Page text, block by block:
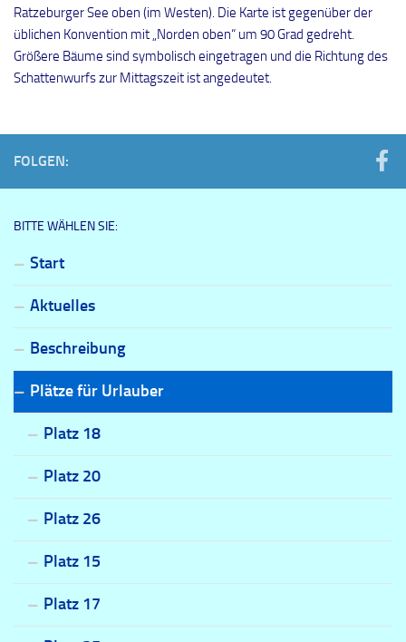
Ratzeburger See oben (im Westen). Die Karte ist gegenüber der
üblichen Konvention mit „Norden oben“ um 90 Grad gedreht.
Größere Bäume sind symbolisch eingetragen und die Richtung des
Schattenwurfs zur Mittagszeit ist angedeutet.
FOLGEN:
BITTE WÄHLEN SIE:
Start
Aktuelles
Beschreibung
Plätze für Urlauber
Platz 18
Platz 20
Platz 26
Platz 15
Platz 17